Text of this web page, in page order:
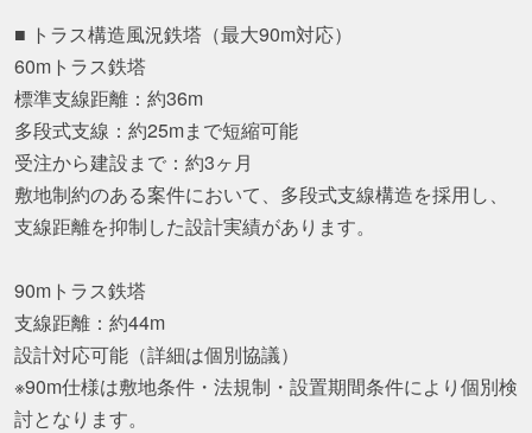
■ トラス構造風況鉄塔（最大90m対応）
60mトラス鉄塔
標準支線距離：約36m
多段式支線：約25mまで短縮可能
受注から建設まで：約3ヶ月
敷地制約のある案件において、多段式支線構造を採用し、
支線距離を抑制した設計実績があります。
90mトラス鉄塔
支線距離：約44m
設計対応可能（詳細は個別協議）
※90m仕様は敷地条件・法規制・設置期間条件により個別検
討となります。